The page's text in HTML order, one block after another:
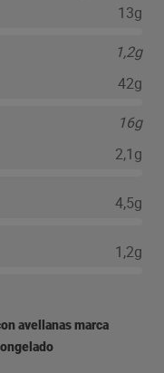
13g
1,2g
42g
16g
2,1g
4,5g
1,2g
avellanas marca